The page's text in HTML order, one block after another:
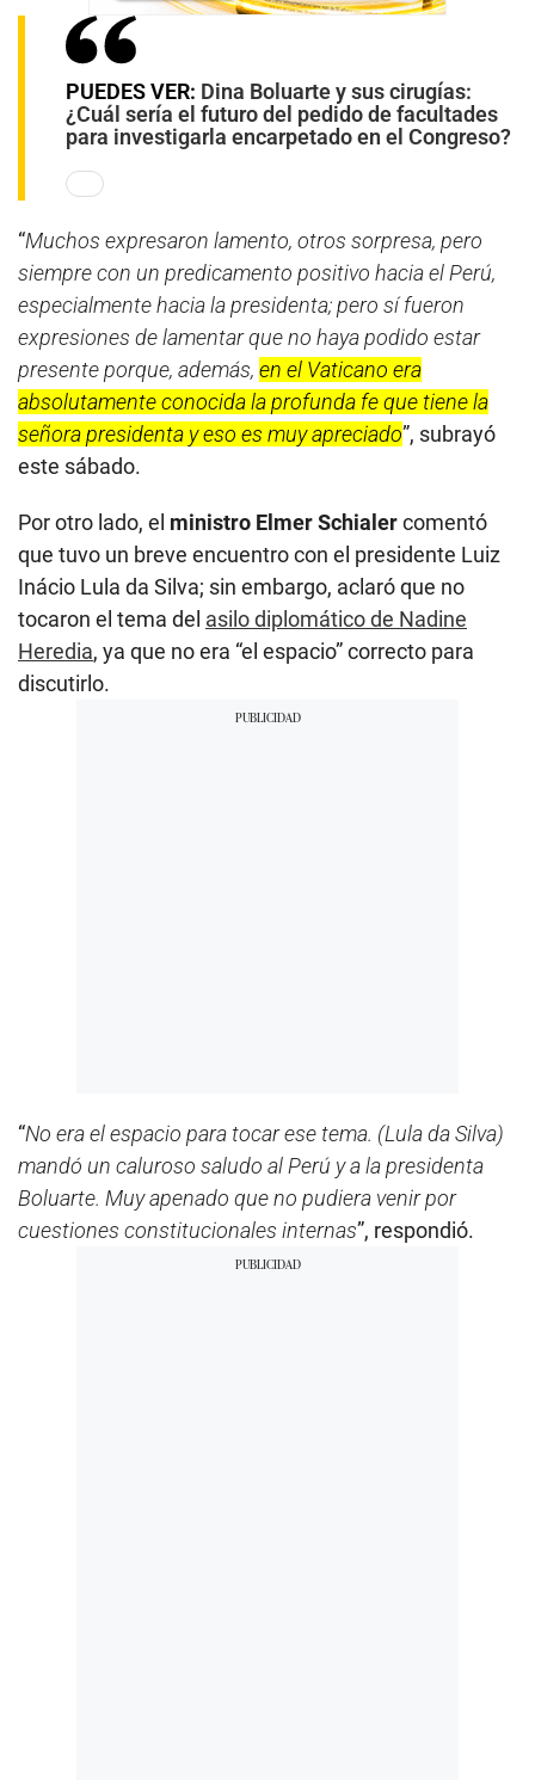
PUEDES VER: Dina Boluarte y sus cirugías:
¿Cuál sería el futuro del pedido de facultades
para investigarla encarpetado en el Congreso?
“Muchos expresaron lamento, otros sorpresa, pero
siempre con un predicamento positivo hacia el Perú,
especialmente hacia la presidenta; pero sí fueron
expresiones de lamentar que no haya podido estar
presente porque, además, en el Vaticano era
absolutamente conocida la profunda fe que tiene la
señora presidenta y eso es muy apreciado”, subrayó
este sábado.
Por otro lado, el ministro Elmer Schialercomentó
que tuvo un breve encuentro con el presidente Luiz
Inácio Lula da Silva; sin embargo, aclaró que no
tocaron el tema del asilo diplomático de Nadine
Heredia, ya que no era “el espacio” correcto para
discutirlo.
“No era el espacio para tocar ese tema. (Lula da Silva)
mandó un caluroso saludo al Perú y a la presidenta
Boluarte. Muy apenado que no pudiera venir por
cuestiones constitucionales internas”, respondió.